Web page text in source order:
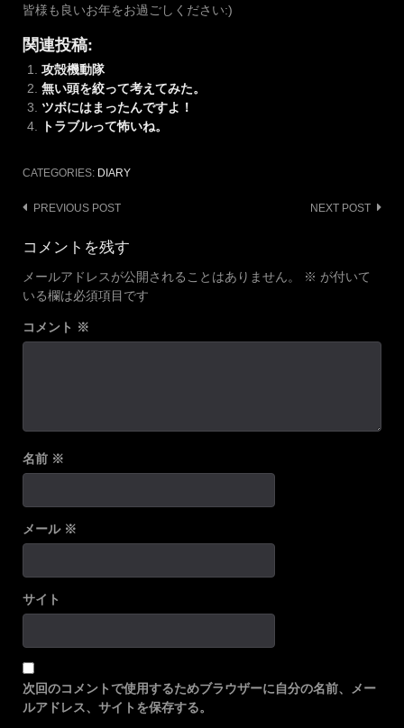
皆様も良いお年をお過ごしください:)
関連投稿:
攻殻機動隊
無い頭を絞って考えてみた。
ツボにはまったんですよ！
トラブルって怖いね。
CATEGORIES: DIARY
Post
navigation
PREVIOUS POST NEXT POST
コメントを残す
メールアドレスが公開されることはありません。 ※ が付いて
いる欄は必須項目です
コメント ※
名前 ※
メール ※
サイト
次回のコメントで使用するためブラウザーに自分の名前、メー
ルアドレス、サイトを保存する。